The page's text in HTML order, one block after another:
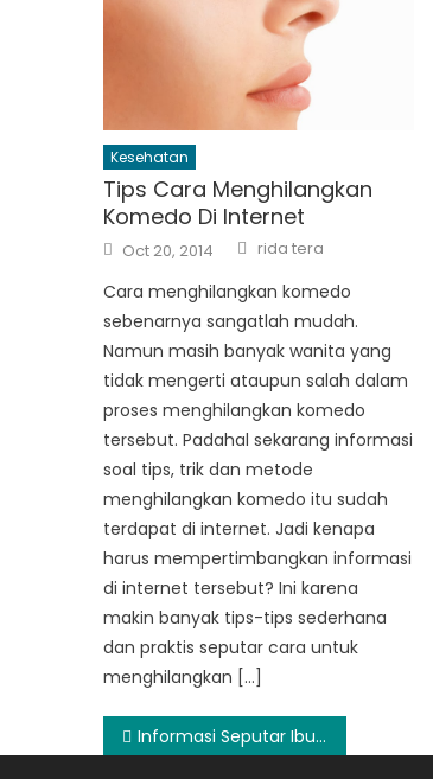
Kesehatan
Tips Cara Menghilangkan
Komedo Di Internet
Posted
on
Oct 20, 2014 Author
rida tera
Cara menghilangkan komedo
sebenarnya sangatlah mudah.
Namun masih banyak wanita yang
tidak mengerti ataupun salah dalam
proses menghilangkan komedo
tersebut. Padahal sekarang informasi
soal tips, trik dan metode
menghilangkan komedo itu sudah
terdapat di internet. Jadi kenapa
harus mempertimbangkan informasi
di internet tersebut? Ini karena
makin banyak tips-tips sederhana
dan praktis seputar cara untuk
menghilangkan […]
Post
Informasi Seputar Ibu dan Anak di Situs DuniaMamy